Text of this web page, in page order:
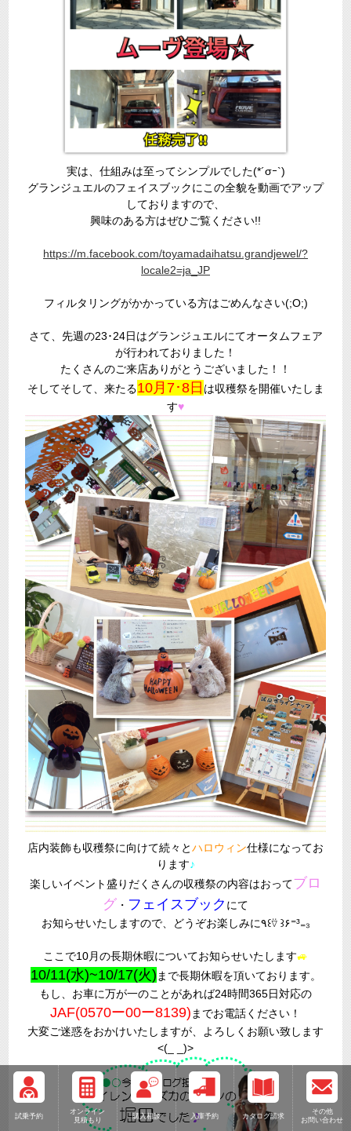
試乗予約
オンライン
見積もり
購入相談 入庫予約 カタログ請求
その他
お問い合わせ
実は、仕組みは至ってシンプルでした(*´σｰ`)
グランジュエルのフェイスブックにこの全貌を動画でアップ
しておりますので、
興味のある方はぜひご覧ください!!
https://m.facebook.com/toyamadaihatsu.grandjewel/?
locale2=ja_JP
フィルタリングがかかっている方はごめんなさい(;O;)
さて、先週の23･24日はグランジュエルにてオータムフェア
が行われておりました！
たくさんのご来店ありがとうございました！！
そしてそして、来たる10月7･8日 は収穫祭を開催いたしま
す♥
店内装飾も収穫祭に向けて続々とハロウィン仕様になってお
ります♪
楽しいイベント盛りだくさんの収穫祭の内容はおってブロ
グ ・ フェイスブック にて
お知らせいたしますので、どうぞお楽しみに٩꒰⍢ ꒱۶⁼³₌₃
ここで10月の長期休暇についてお知らせいたします🚙
10/11(水)~10/17(火)まで長期休暇を頂いております。
もし、お車に万が一のことがあれば24時間365日対応の
JAF(0570ー00ー8139)までお電話ください！
大変ご迷惑をおかけいたしますが、よろしくお願い致します
<(_ _)>